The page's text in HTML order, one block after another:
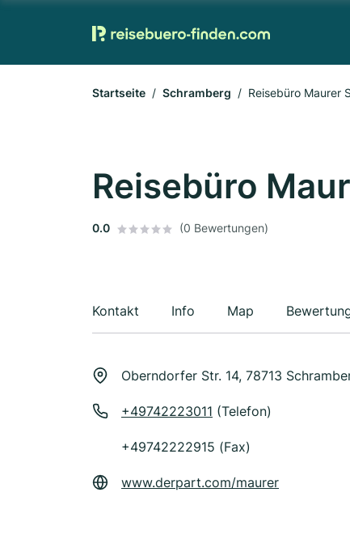
Startseite Schramberg Reisebüro Maurer
Reisebüro
0.0 (0 Bewertungen)
Kontakt Info Map
Oberndorfer Str. 14, 78713
+49742223011 (Telefon)
+49742222915 (Fax)
www.derpart.com/maurer